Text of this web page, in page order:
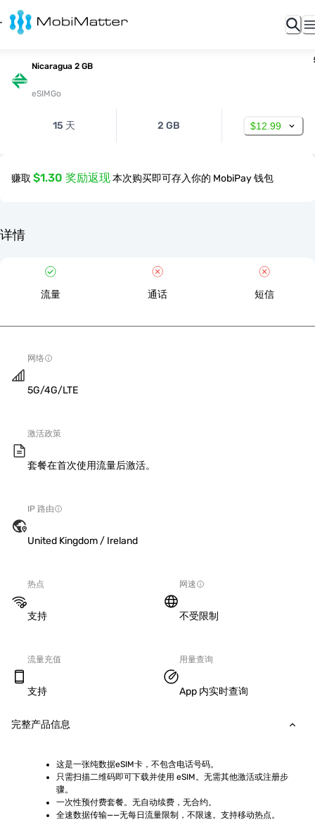
Nicaragua 2 GB
eSIMGo
15 天 2 GB $12.99
赚取 $1.30 奖励返现本次购买即可存入你的 MobiPay 钱包
详情
流量 通话 短信
网络
5G/4G/LTE
激活政策
套餐在首次使用流量后激活。
IP 路由
United Kingdom / Ireland
热点
支持
网速
不受限制
流量充值
支持
用量查询
App 内实时查询
完整产品信息
这是一张纯数据eSIM卡，不包含电话号码。
只需扫描二维码即可下载并使用 eSIM。无需其他激活或注册步
骤。
一次性预付费套餐。无自动续费，无合约。
全速数据传输——无每日流量限制，不限速。支持移动热点。